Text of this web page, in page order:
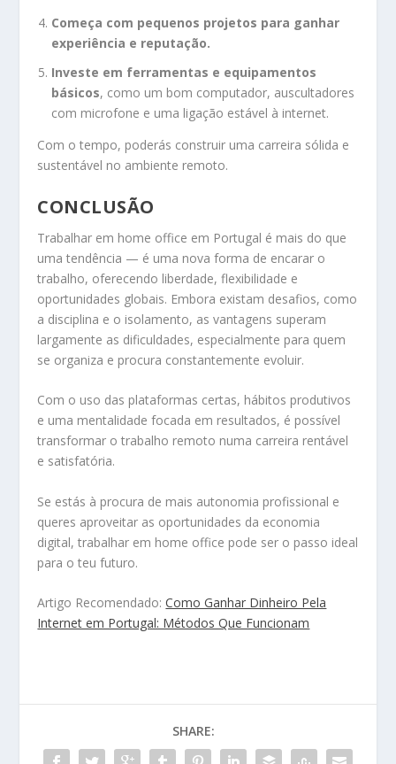
Começa com pequenos projetos para ganhar
experiência e reputação.
Investe em ferramentas e equipamentos
básicos, como um bom computador, auscultadores
com microfone e uma ligação estável à internet.
Com o tempo, poderás construir uma carreira sólida e
sustentável no ambiente remoto.
CONCLUSÃO
Trabalhar em home office em Portugal é mais do que
uma tendência — é uma nova forma de encarar o
trabalho, oferecendo liberdade, flexibilidade e
oportunidades globais. Embora existam desafios, como
a disciplina e o isolamento, as vantagens superam
largamente as dificuldades, especialmente para quem
se organiza e procura constantemente evoluir.
Com o uso das plataformas certas, hábitos produtivos
e uma mentalidade focada em resultados, é possível
transformar o trabalho remoto numa carreira rentável
e satisfatória.
Se estás à procura de mais autonomia profissional e
queres aproveitar as oportunidades da economia
digital, trabalhar em home office pode ser o passo ideal
para o teu futuro.
Artigo Recomendado:Como Ganhar Dinheiro Pela
Internet em Portugal: Métodos Que Funcionam
SHARE: